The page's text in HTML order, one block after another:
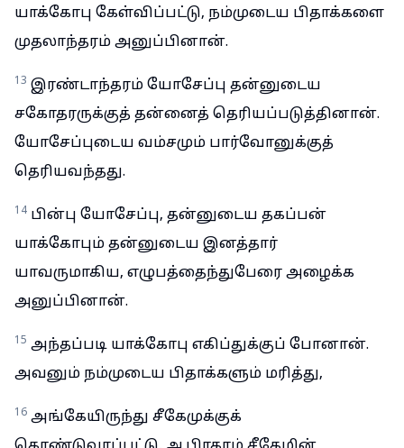
யாக்கோபு கேள்விப்பட்டு, நம்முடைய பிதாக்களை
முதலாந்தரம் அனுப்பினான்.
13 இரண்டாந்தரம் யோசேப்பு தன்னுடைய
சகோதரருக்குத் தன்னைத் தெரியப்படுத்தினான்.
யோசேப்புடைய வம்சமும் பார்வோனுக்குத்
தெரியவந்தது.
14 பின்பு யோசேப்பு, தன்னுடைய தகப்பன்
யாக்கோபும் தன்னுடைய இனத்தார்
யாவருமாகிய, எழுபத்தைந்துபேரை அழைக்க
அனுப்பினான்.
15 அந்தப்படி யாக்கோபு எகிப்துக்குப் போனான்.
அவனும் நம்முடைய பிதாக்களும் மரித்து,
16 அங்கேயிருந்து சீகேமுக்குக்